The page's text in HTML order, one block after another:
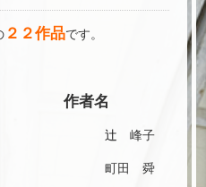
２２作品です。
作者名
ン辻󠄀 峰子
町田 舜